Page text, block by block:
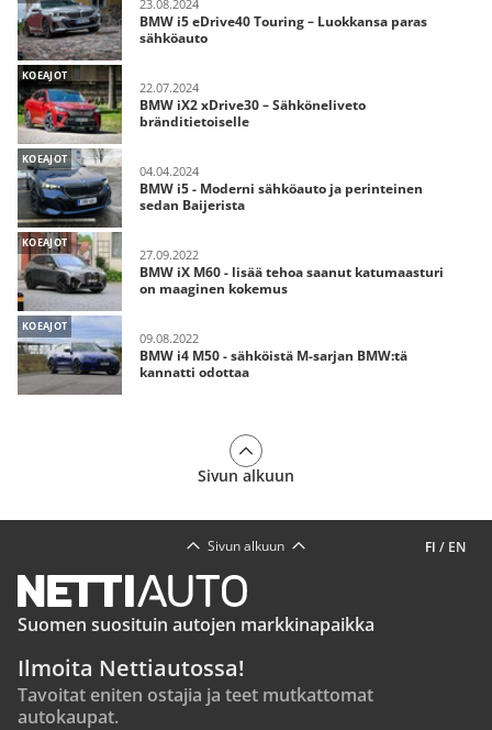
23.08.2024
BMW i5 eDrive40 Touring – Luokkansa paras
sähköauto
KOEAJOT
22.07.2024
BMW iX2 xDrive30 – Sähköneliveto
bränditietoiselle
KOEAJOT
04.04.2024
BMW i5 - Moderni sähköauto ja perinteinen
sedan Baijerista
KOEAJOT
27.09.2022
BMW iX M60 - lisää tehoa saanut katumaasturi
on maaginen kokemus
KOEAJOT
09.08.2022
BMW i4 M50 - sähköistä M-sarjan BMW:tä
kannatti odottaa
Sivun alkuun
FI / EN
Sivun alkuun
Suomen suosituin autojen markkinapaikka
Ilmoita Nettiautossa!
Tavoitat eniten ostajia ja teet mutkattomat
autokaupat.